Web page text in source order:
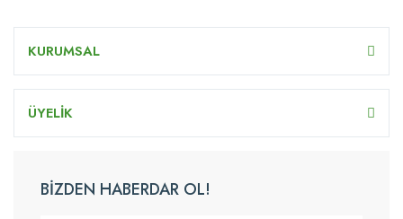
KURUMSAL
ÜYELİK
BİZDEN HABERDAR OL!